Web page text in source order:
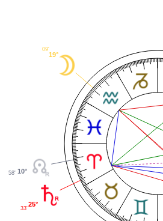
19°
09'
10°
58'
25°
33'